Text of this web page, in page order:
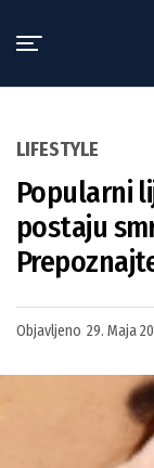
LIFESTYLE
Popularni
postaju
Objavljeno 29. Maja